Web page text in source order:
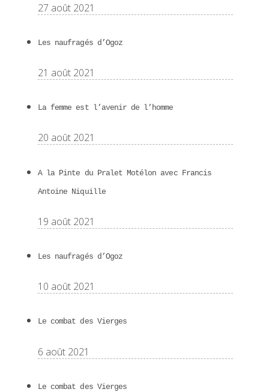
27 août 2021
Les naufragés d’Ogoz
21 août 2021
La femme est l’avenir de l’homme
20 août 2021
A la Pinte du Pralet Motélon avec Francis
Antoine Niquille
19 août 2021
Les naufragés d’Ogoz
10 août 2021
Le combat des Vierges
6 août 2021
Le combat des Vierges